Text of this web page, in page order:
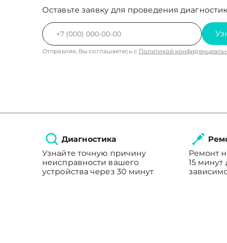
Оставьте заявку для проведения
Отправляя, Вы соглашаетесь с Политикой
Диагностика
Узнайте точную причину
неисправности вашего
устройства через 30 минут
Ремонт
15 минут